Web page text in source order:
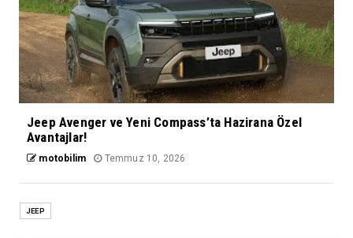
Jeep Avenger ve Yeni Compass’ta Hazirana Özel
Avantajlar!
motobilim Temmuz 10, 2026
JEEP